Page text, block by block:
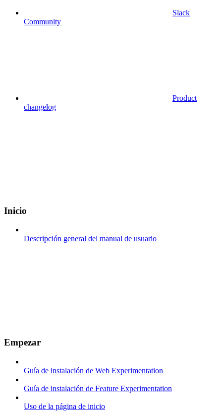
Slack
Community
Product
changelog
Inicio
Descripción general del manual de usuario
Empezar
Guía de instalación de Web Experimentation
Guía de instalación de Feature Experimentation
Uso de la página de inicio